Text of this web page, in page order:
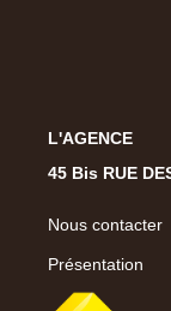
L'AGENCE
45 Bis RUE
Nous contacter
Présentation